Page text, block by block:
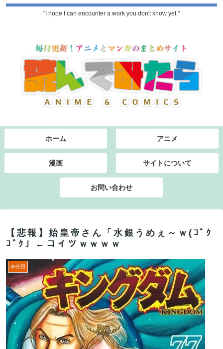
"I hope I can encounter a work you don't know yet."
ホーム アニメ
漫画 サイトについて
お問い合わせ
【悲報】始皇帝さん「水銀うめぇ～ｗ(ｺﾞｸ
ｺﾞｸ」←コイツｗｗｗｗ
未分類